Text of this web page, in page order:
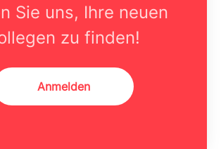
Sie uns, Ihre neuen
zu finden!
Anmelden